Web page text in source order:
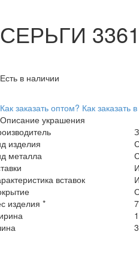
СЕРЬГИ
Есть в наличии
Как заказать оптом? Как заказать
Описание украшения
изделия
металла
вставок
изделия *